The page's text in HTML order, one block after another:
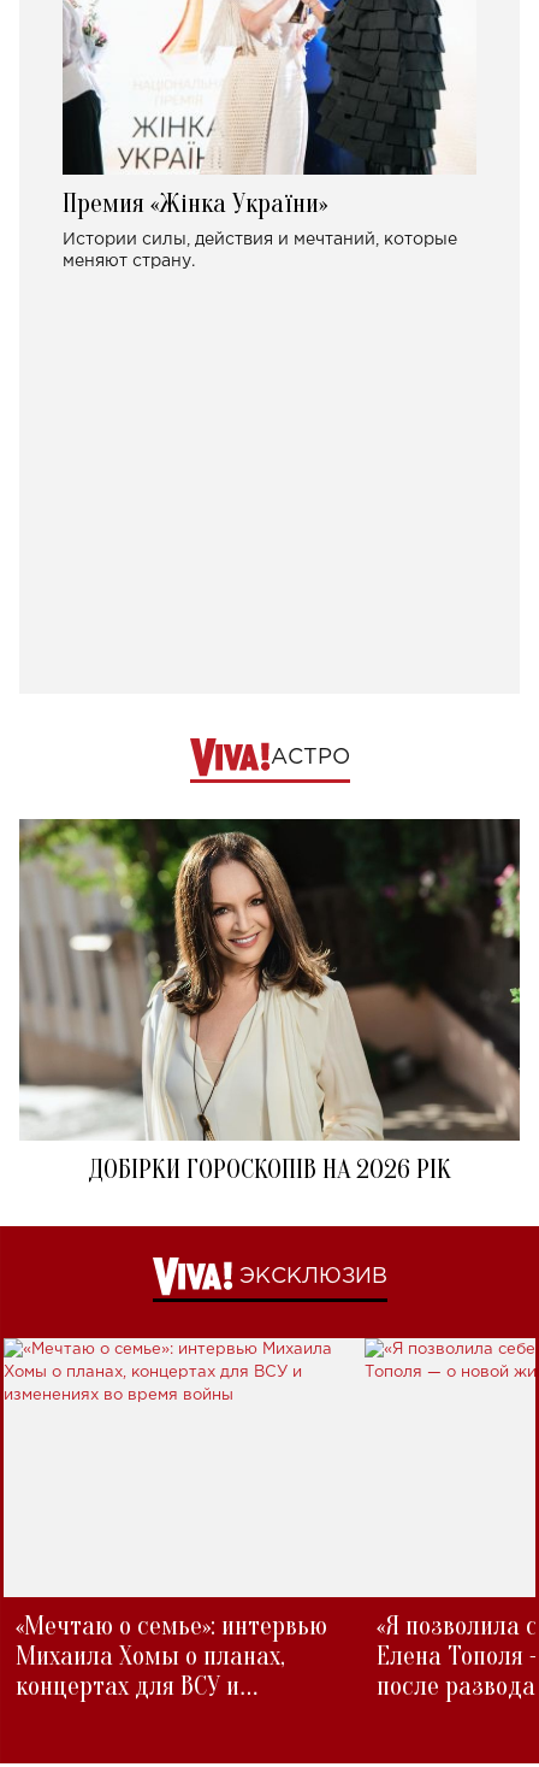
Премия «Жінка України»
Истории силы, действия и мечтаний, которые
меняют страну.
АСТРО
ДОБІРКИ ГОРОСКОПІВ НА 2026 РІК
ЭКСКЛЮЗИВ
«Мечтаю о семье»: интервью
Михаила Хомы о планах,
концертах для ВСУ и
«Я позволила
Елена Тополя
после развода